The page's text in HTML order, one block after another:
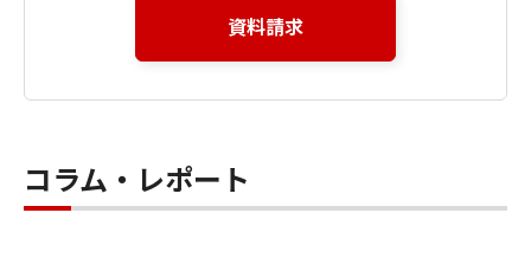
資料請求
コラム・レポート